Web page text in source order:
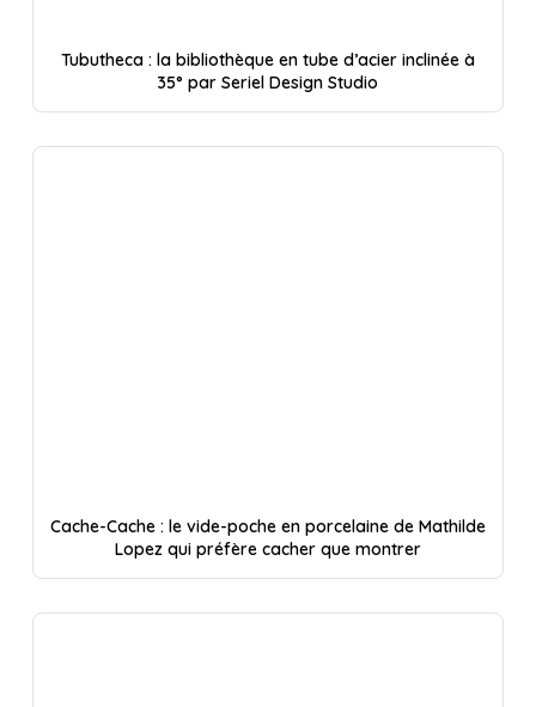
Tubutheca : la bibliothèque en tube d’acier inclinée à
35° par Seriel Design Studio
Cache-Cache : le vide-poche en porcelaine de Mathilde
Lopez qui préfère cacher que montrer